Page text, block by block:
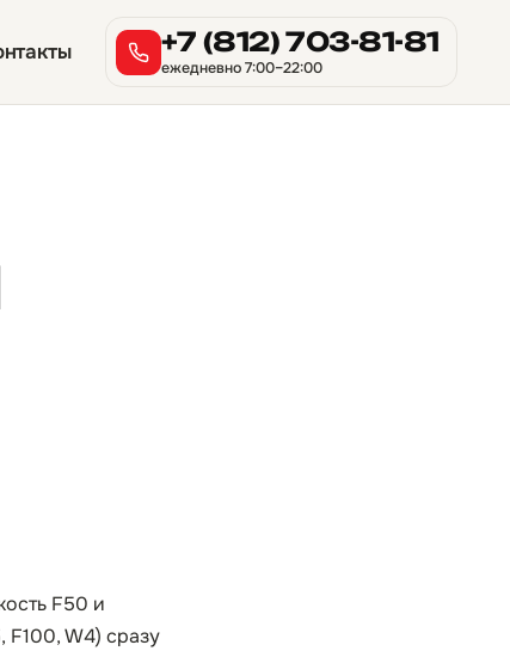
+7 (812) 703-81-81
ежедневно 7:00–22:00
F50 и
F100, W4) сразу